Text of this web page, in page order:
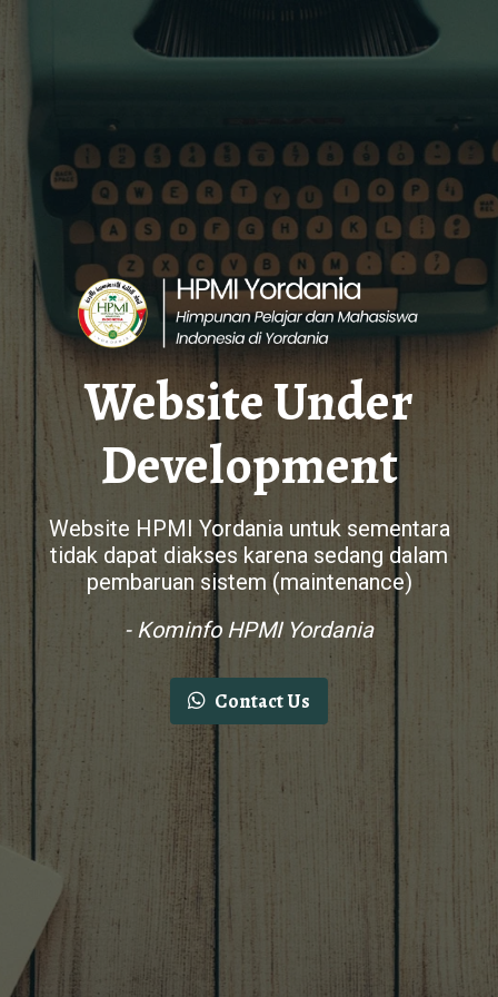
Website Under
Development
Website HPMI Yordania untuk sementara
tidak dapat diakses karena sedang dalam
pembaruan sistem (maintenance)
- Kominfo HPMI Yordania
Contact Us